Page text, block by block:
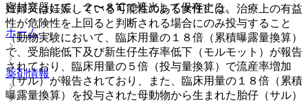
密封容器にて、２〜８℃で遮光して保存する。
ホーム
薬剤情報
妊婦又は妊娠している可能性のある女性には、治療上の有益
性が危険性を上回ると判断される場合にのみ投与すること
（動物実験において、臨床用量の１８倍（累積曝露量換算）
で、受胎能低下及び新生仔生存率低下（モルモット）が報告
されており、臨床用量の５倍（投与量換算）で流産率増加
（サル）が報告されており、また、臨床用量の１８倍（累積
曝露量換算）を投与された母動物から生まれた胎仔（サル）